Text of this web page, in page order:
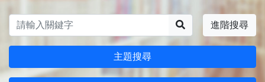
進階搜尋
主題搜尋